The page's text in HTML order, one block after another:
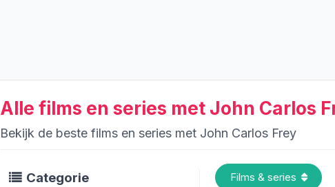
Alle films en series met John Carlos
Bekijk de beste films en series met John Carlos Frey
Categorie